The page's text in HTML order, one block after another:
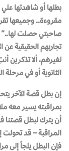
بطلها أو شاهدتها
مقروءة.. وجميعها
صاحبتي حصلت لها..” ..
تجاربهم الحقيقية
لغيرهم، ألا تذكرين
الثانوية أو في مرحلة
إن بطل قصةالآخر
بمراقبته يسير معه
أن يترك لبطل قصتنا
المراقبة – قد
فإن البطل يلجأ إلى